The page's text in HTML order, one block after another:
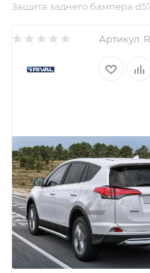
Защита заднего бампера
Артикул: